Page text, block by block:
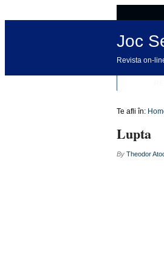
Joc
Revista on-
Te afli în:
Lupta
By Theodor